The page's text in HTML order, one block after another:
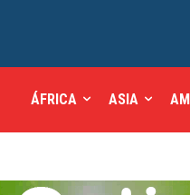
ÁFRICA ASIA